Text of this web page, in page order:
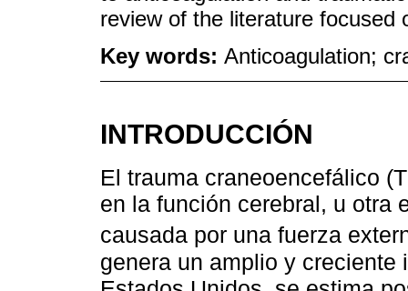
review of the literature focused
Key words: Anticoagulation;
INTRODUCCIÓN
El trauma craneoencefálico
en la función cerebral, u otra
causada por una fuerza
genera un amplio y